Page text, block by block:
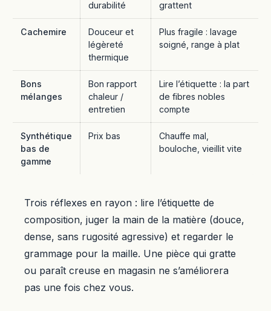
durabilité
grattent
Cachemire
Douceur et
légèreté
thermique
Plus fragile : lavage
soigné, range à plat
Bons
mélanges
Bon rapport
chaleur /
entretien
Lire l’étiquette : la part
de fibres nobles
compte
Synthétique
bas de
gamme
Prix bas
Chauffe mal,
bouloche, vieillit vite
Trois réflexes en rayon : lire l’étiquette de
composition, juger la main de la matière (douce,
dense, sans rugosité agressive) et regarder le
grammage pour la maille. Une pièce qui gratte
ou paraît creuse en magasin ne s’améliorera
pas une fois chez vous.